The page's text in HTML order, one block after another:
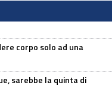
corpo solo ad una
sarebbe la quinta di